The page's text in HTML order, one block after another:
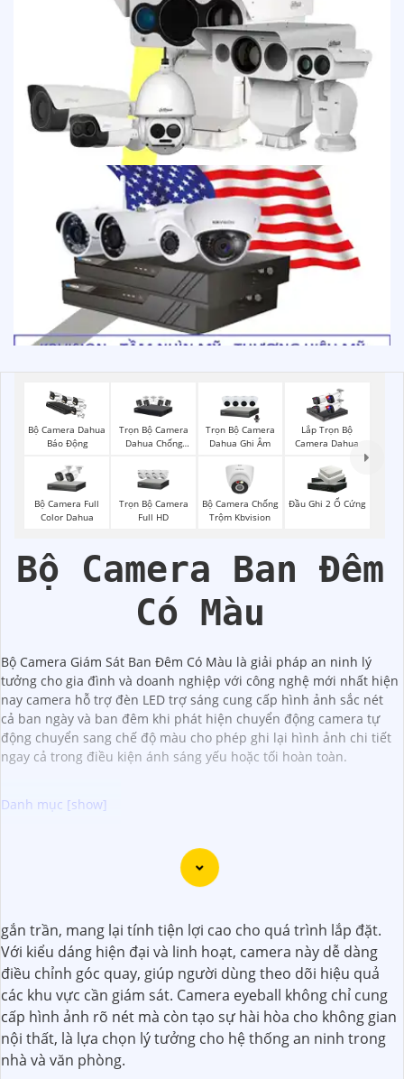
Bộ Camera Dahua
Báo Động
Trọn Bộ Camera
Dahua Chống
Trọn Bộ Camera
Dahua Ghi Âm
Lắp Trọn Bộ
Camera Dahua
Bộ Camera Full
Color Dahua
Trọn Bộ Camera
Full HD
Bộ Camera Chống
Trộm Kbvision
Đầu Ghi 2 Ổ Cứng
Bộ Camera Ban Đêm
Có Màu
Bộ Camera Giám Sát Ban Đêm Có Màu là giải pháp an ninh lý
tưởng cho gia đình và doanh nghiệp với công nghệ mới nhất hiện
nay camera hỗ trợ đèn LED trợ sáng cung cấp hình ảnh sắc nét
cả ban ngày và ban đêm khi phát hiện chuyển động camera tự
động chuyển sang chế độ màu cho phép ghi lại hình ảnh chi tiết
ngay cả trong điều kiện ánh sáng yếu hoặc tối hoàn toàn.
Dưới đây là một số lời khuyên để chọn bộ camera chất
lượng với hình ảnh sắc nét:
cao, ít nhất là 1080p hoặc cao hơn.
◗2: Chọn camera có tính năng ghi hình ban đêm: Camera
nên có khả năng quan sát ban đêm thông qua hồng ngoại
hoặc các công nghệ khác để màu sắc và chi tiết không bị
mất dưới ánh sáng yếu.
️👩‍👩3:Chọn camera có khẩu độ lớn: Camera có khẩu độ
lớn giúp nâng cao khả năng quan sát trong môi trường
gắn trần, mang lại tính tiện lợi cao cho quá trình lắp đặt.
Với kiểu dáng hiện đại và linh hoạt, camera này dễ dàng
điều chỉnh góc quay, giúp người dùng theo dõi hiệu quả
các khu vực cần giám sát. Camera eyeball không chỉ cung
cấp hình ảnh rõ nét mà còn tạo sự hài hòa cho không gian
nội thất, là lựa chọn lý tưởng cho hệ thống an ninh trong
nhà và văn phòng.